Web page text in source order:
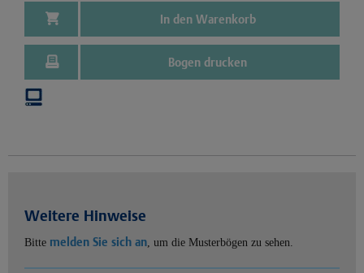
In den Warenkorb
Bogen drucken
Weitere Hinweise
Bitte melden Sie sich an, um die Musterbögen zu sehen.